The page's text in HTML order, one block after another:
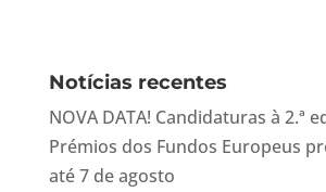
Notícias recentes
NOVA DATA! Candidaturas à 2.ª
Prémios dos Fundos Europeus
até 7 de agosto